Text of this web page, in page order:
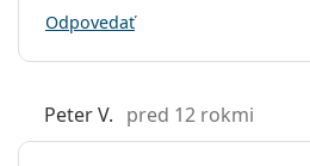
Odpovedať
Peter V. pred 12 rokmi